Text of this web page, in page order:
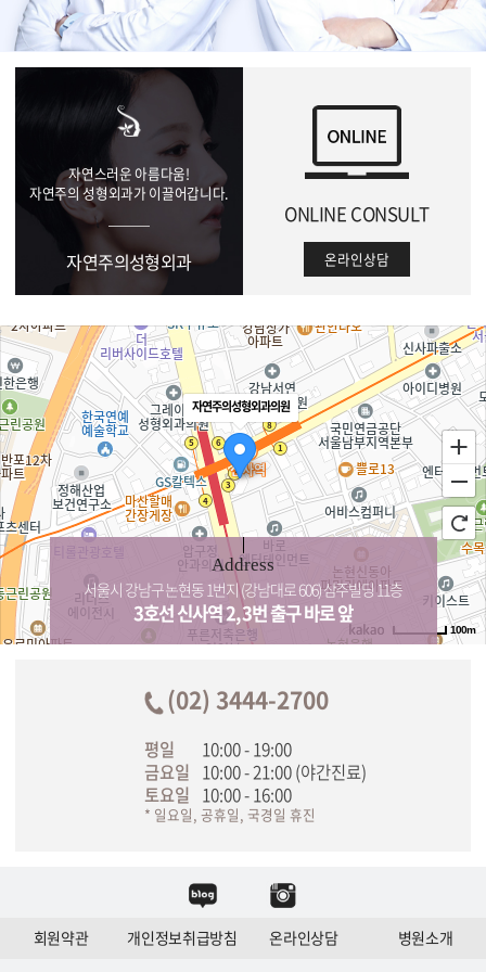
자연스러운 아름다움!
자연주의 성형외과가 이끌어갑니다.
자연주의성형외과
ONLINE CONSULT
온라인상담
자연주의성형외과의원
100m
Address
서울시 강남구 논현동 1번지 (강남대로 606) 삼주빌딩 11층
3호선 신사역 2, 3번 출구 바로 앞
(02) 3444-2700
평일
10:00 - 19:00
금요일 10:00 - 21:00 (야간진료)
토요일 10:00 - 16:00
* 일요일, 공휴일, 국경일 휴진
회원약관 개인정보취급방침 온라인상담 병원소개